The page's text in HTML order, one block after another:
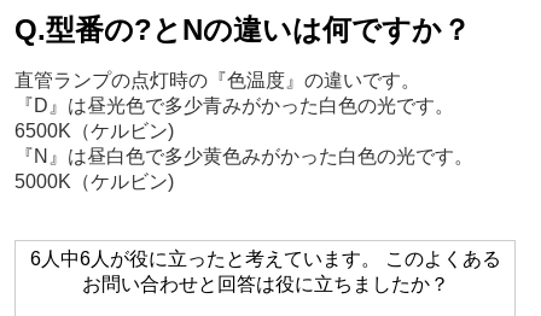
Q.型番の?とNの違いは何ですか？
直管ランプの点灯時の『色温度』の違いです。
『D』は昼光色で多少青みがかった白色の光です。
6500K（ケルビン)
『N』は昼白色で多少黄色みがかった白色の光です。
5000K（ケルビン)
6人中6人が役に立ったと考えています。 このよくある
お問い合わせと回答は役に立ちましたか？